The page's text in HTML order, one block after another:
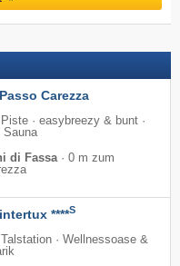
Carezza
· easybreezy & bunt ·
Sauna
di Fassa · 0 m zum
****S
· Wellnessoase &